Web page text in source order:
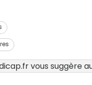
vous suggère